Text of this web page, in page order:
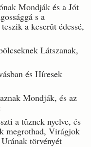
Mondják és a Jót
s a
a keserût édessé,
Látszanak,
és Híresek
Mondják, és az
a tûznek nyelve, és
megrothad, Virágjok
törvényét